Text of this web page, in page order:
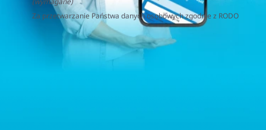
Za przetwarzanie Państwa danych osobowych zgodnie z RODO
(Rozporządzenie o Ochronie Danych Osobowych) odpowiedzialna
jest firma Home&Decor Sp. z o.o., Instalatorów 17/108, 02-237
Warszawa, Polska, NIP: PL5223059837 („Administrator”). W